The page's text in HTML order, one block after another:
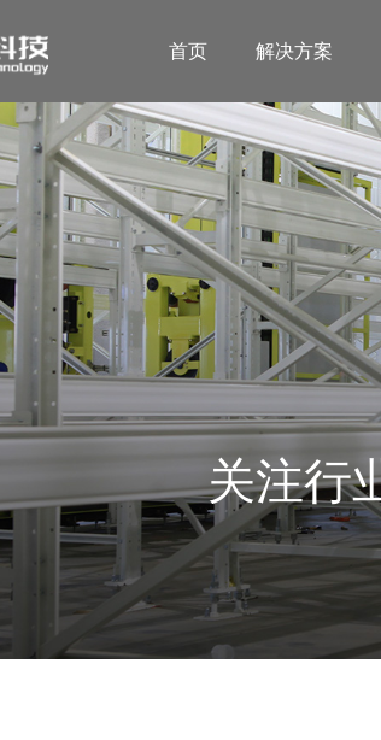
首页 解决方案
关注行